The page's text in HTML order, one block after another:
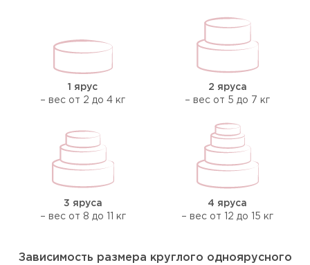
1 ярус
– вес от 2 до 4 кг
2 яруса
– вес от 5 до 7 кг
3 яруса
– вес от 8 до 11 кг
4 яруса
– вес от 12 до 15 кг
Зависимость размера круглого одноярусного